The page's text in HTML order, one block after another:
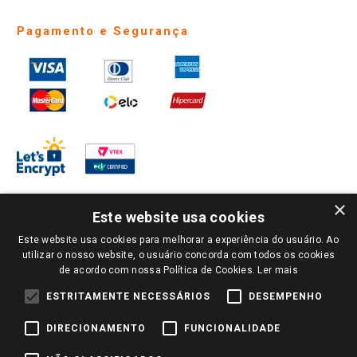
Pagamento e Segurança
PARA VER OS PREÇOS DA SUA REGIÃO, FAÇA LOGIN E SELECIONE A LOJA DE
SUA PREFERÊNCIA. SOMENTE APÓS O LOGIN, OS PREÇOS DA SUA REGIÃO OU
LOJA SERÃO CARREGADOS.
TODOS OS PREÇOS E CONDIÇÕES COMERCIAIS DESTE SITE SÃO VÁLIDOS APENAS
PARA COMPRAS REALIZADAS NO GIASSI.COM.BR E NA LOJA SELECIONADA
PREÇOS PARA AS VENDAS ONLINE DIVULGADOS NO SITE PREVALECEM ANTE
×
Este website usa cookies
Este website usa cookies para melhorar a experiência do usuário. Ao
utilizar o nosso website, o usuário concorda com todos os cookies
de acordo com nossa Política de Cookies. Ler mais
ESTRITAMENTE NECESSÁRIOS DESEMPENHO
DIRECIONAMENTO FUNCIONALIDADE